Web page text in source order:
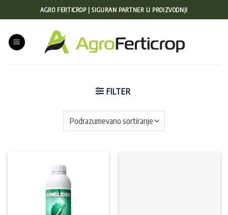
na
AGRO FERTICROP | SIGURAN PARTNER U PROIZVODNJI
FILTER